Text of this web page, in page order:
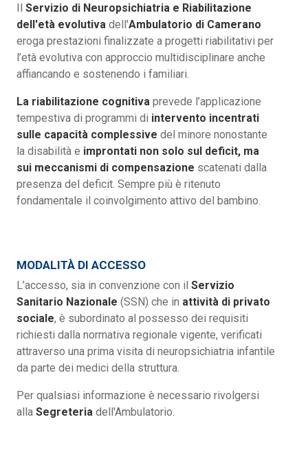
Il Servizio di Neuropsichiatria e Riabilitazione
dell'età evolutiva dell'Ambulatorio di Camerano
eroga prestazioni finalizzate a progetti riabilitativi per
l’età evolutiva con approccio multidisciplinare anche
affiancando e sostenendo i familiari.
La riabilitazione cognitiva prevede l’applicazione
tempestiva di programmi di intervento incentrati
sulle capacità complessive del minore nonostante
la disabilità e improntati non solo sul deficit, ma
sui meccanismi di compensazione scatenati dalla
presenza del deficit. Sempre più è ritenuto
fondamentale il coinvolgimento attivo del bambino.
MODALITÀ DI ACCESSO
L’accesso, sia in convenzione con il Servizio
Sanitario Nazionale (SSN) che in attività di privato
sociale, è subordinato al possesso dei requisiti
richiesti dalla normativa regionale vigente, verificati
attraverso una prima visita di neuropsichiatria infantile
da parte dei medici della struttura.
Per qualsiasi informazione è necessario rivolgersi
alla Segreteria dell'Ambulatorio.